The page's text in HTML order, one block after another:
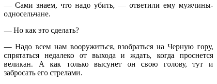
— Сами знаем, что надо убить, — ответили ему мужчины-
односельчане.
— Но как это сделать?
— Надо всем нам вооружиться, взобраться на Черную гору,
спрятаться недалеко от выхода и ждать, когда проснется
великан. А как только высунет он свою голову, тут и
забросать его стрелами.